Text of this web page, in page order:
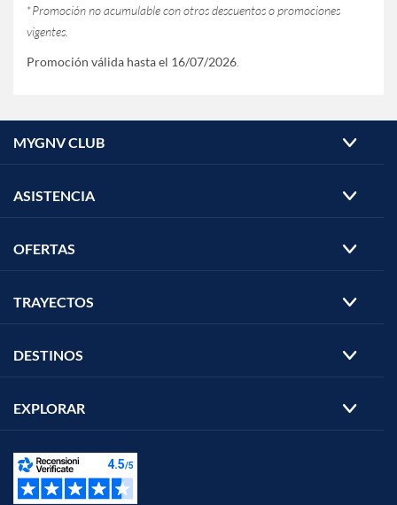
*Promoción no acumulable con otros descuentos o promociones
vigentes.
Promoción válida hasta el 16/07/2026
MYGNV CLUB
ASISTENCIA
OFERTAS
TRAYECTOS
DESTINOS
EXPLORAR